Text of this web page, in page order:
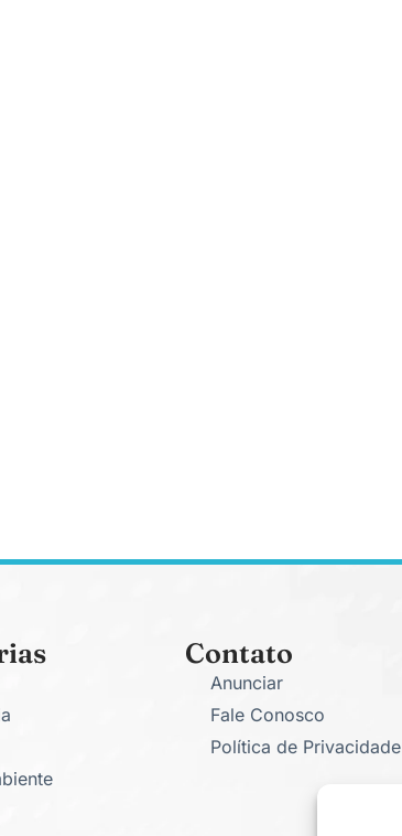
Contato
Anunciar
Fale Conosco
Política de Privacidade